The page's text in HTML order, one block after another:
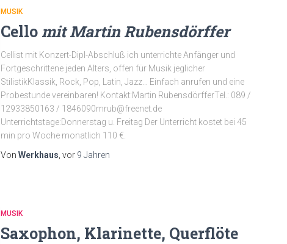
MUSIK
Cellomit Martin Rubensdörffer
Cellist mit Konzert-Dipl-Abschluß ich unterrichte Anfänger und
Fortgeschrittene jeden Alters, offen für Musik jeglicher
StilistikKlassik, Rock, Pop, Latin, Jazz… Einfach anrufen und eine
Probestunde vereinbaren! Kontakt:Martin RubensdörfferTel.: 089 /
12933850163 / 1846090mrub@freenet.de
Unterrichtstage:Donnerstag u. Freitag Der Unterricht kostet bei 45
min pro Woche monatlich 110 €.
Von Werkhaus , vor 9 Jahren
MUSIK
Saxophon, Klarinette, Querflöte